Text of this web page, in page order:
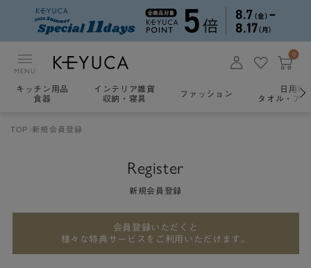
MENU
0
キッチン用品
食器
インテリア雑貨
収納・寝具
ファッション
日用雑
タオル・ア
TOP 新規会員登録
Register
新規会員登録
会員登録いただくと
様々な特典サービスをご利用いただけます。